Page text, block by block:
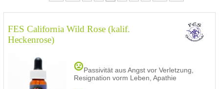
FES California Wild Rose (kalif.
Heckenrose)
Passivität aus Angst vor Verletzung,
Resignation vorm Leben, Apathie